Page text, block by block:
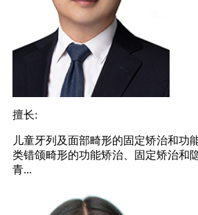
擅长:
儿童牙列及面部畸形的固定矫治和功
类错颌畸形的功能矫治、固定矫治和
青...